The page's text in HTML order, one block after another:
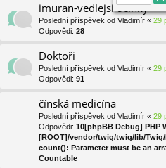
imuran-vedlejsi ucinky
Poslední příspěvek od Vladimír « 29
Odpovědi: 28
Doktoři
Poslední příspěvek od Vladimír « 29
Odpovědi: 91
čínská medicína
Poslední příspěvek od Vladimír « 29
Odpovědi: 10[phpBB Debug] PHP
[ROOT]/vendor/twig/twig/lib/
count(): Parameter must be an
Countable